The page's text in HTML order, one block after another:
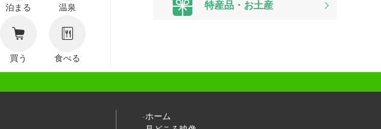
泊まる 温泉
買う 食べる
特産品・お土産
ホーム